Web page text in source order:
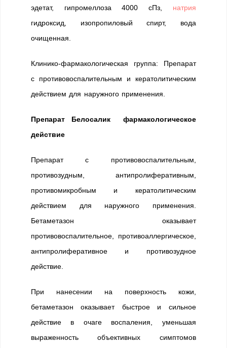
эдетат, гипромеллоза 4000 сПз, натрия
гидроксид, изопропиловый спирт, вода
очищенная.
Клинико-фармакологическая группа: Препарат
с противовоспалительным и кератолитическим
действием для наружного применения.
Препарат Белосалик фармакологическое
действие
Препарат с противовоспалительным,
противозудным, антипролиферативным,
противомикробным и кератолитическим
действием для наружного применения.
Бетаметазон оказывает
противовоспалительное, противоаллергическое,
антипролиферативное и противозудное
действие.
При нанесении на поверхность кожи,
бетаметазон оказывает быстрое и сильное
действие в очаге воспаления, уменьшая
выраженность объективных симптомов